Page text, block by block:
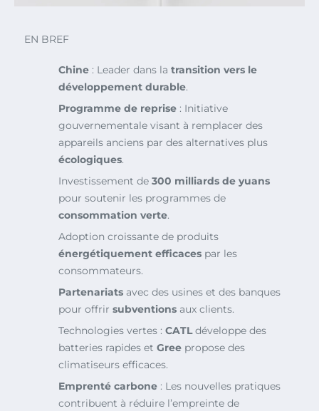
EN BREF
Chine : Leader dans la transition vers le
développement durable.
Programme de reprise : Initiative
gouvernementale visant à remplacer des
appareils anciens par des alternatives plus
écologiques.
Investissement de 300 milliards de yuans
pour soutenir les programmes de
consommation verte.
Adoption croissante de produits
énergétiquement efficaces par les
consommateurs.
Partenariats avec des usines et des banques
pour offrir subventions aux clients.
Technologies vertes : CATLdéveloppe des
batteries rapides et Gree propose des
climatiseurs efficaces.
Emprenté carbone : Les nouvelles pratiques
contribuent à réduire l’empreinte de